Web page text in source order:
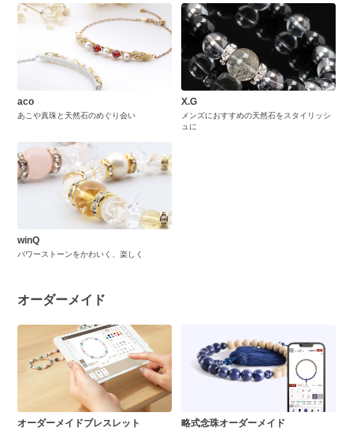
aco
あこや真珠と天然石のめぐり会い
X.G
メンズにおすすめの天然石をスタイリッシ
ュに
winQ
パワーストーンをかわいく、楽しく
オーダーメイド
オーダーメイドブレスレット 略式念珠オーダーメイド